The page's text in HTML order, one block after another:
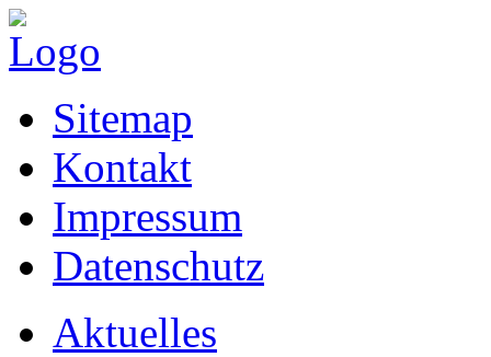
Sitemap
Kontakt
Impressum
Datenschutz
Aktuelles